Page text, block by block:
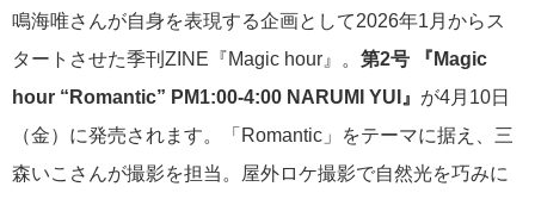
鳴海唯さんが自身を表現する企画として2026年1月からス
タートさせた季刊ZINE『Magic hour』。 第2号 『Magic
hour “Romantic” PM1:00-4:00 NARUMI YUI』 が4月10日
（金）に発売されます。「Romantic」をテーマに据え、三
森いこさんが撮影を担当。屋外ロケ撮影で自然光を巧みに